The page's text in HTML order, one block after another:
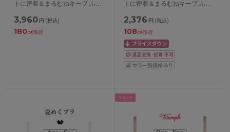
トに密着＆まるむねキープ ふゆ
ップ アンダー65/70/75cm
3,960 円 (税込)
180pt獲得
トに密着＆まるむねキープ ふゆ
ップ アンダー65/70/75cm
2,376 円 (税込)
108pt獲得
SALE